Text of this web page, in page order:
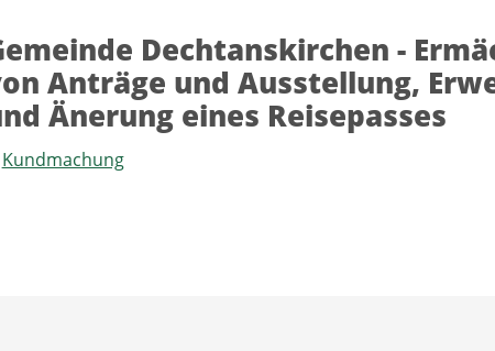
Dechtanskirchen -
Anträge und Ausstellung,
Änerung eines Reisepasses
Kundmachung